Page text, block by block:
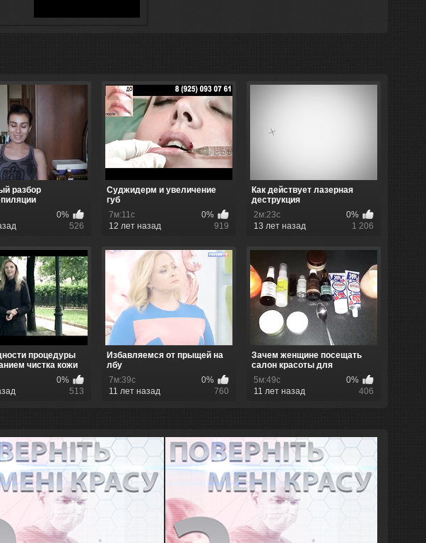
разбор
0%
526
Суджидерм и увеличение
губ
7м:11с
0%
12 лет назад
919
Как действует лазерная
деструкция
2м:23с
0%
13 лет назад
1 206
процедуры
чистка кожи
0%
513
Избавляемся от прыщей на
лбу
7м:39с
0%
11 лет назад
760
Зачем женщине посещать
салон красоты для
мануальной ...
5м:49с
0%
11 лет назад
406